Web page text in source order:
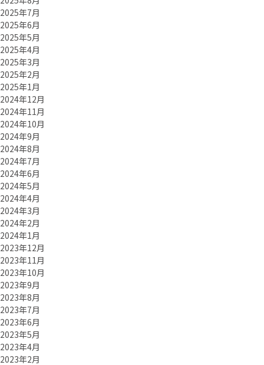
2025年7月
2025年6月
2025年5月
2025年4月
2025年3月
2025年2月
2025年1月
2024年12月
2024年11月
2024年10月
2024年9月
2024年8月
2024年7月
2024年6月
2024年5月
2024年4月
2024年3月
2024年2月
2024年1月
2023年12月
2023年11月
2023年10月
2023年9月
2023年8月
2023年7月
2023年6月
2023年5月
2023年4月
2023年2月